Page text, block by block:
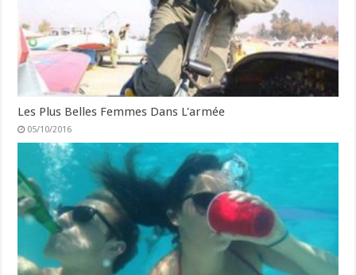
Les Plus Belles Femmes Dans L'armée
05/10/2016